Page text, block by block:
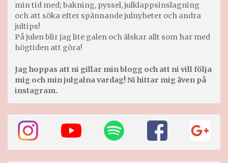
min tid med; bakning, pyssel, julklappsinslagning
och att söka efter spännande julnyheter och andra
jultips!
På julen blir jag lite galen och älskar allt som har med
högtiden att göra!
Jag hoppas att ni gillar min blogg och att ni vill följa
mig och min julgalna vardag! Ni hittar mig även på
instagram.